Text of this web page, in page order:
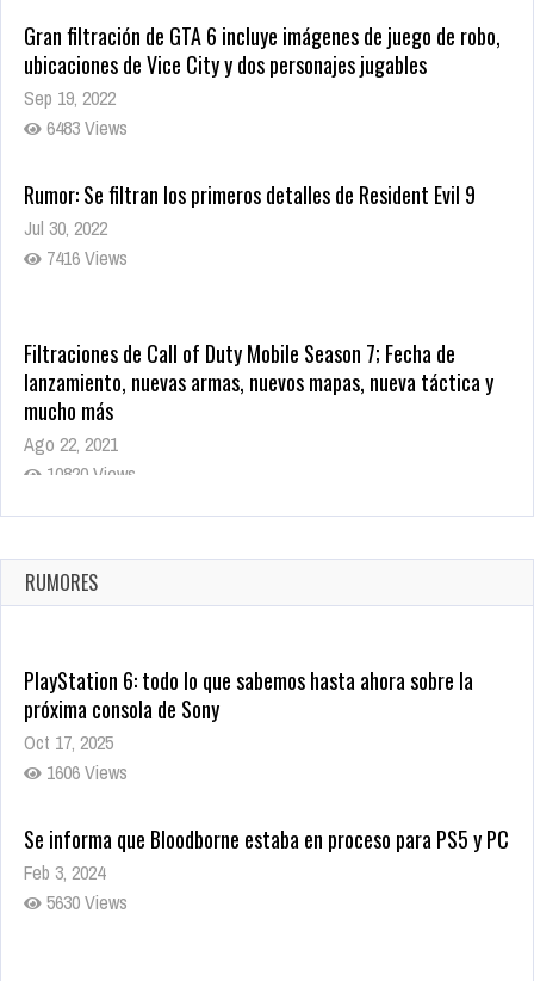
Gran filtración de GTA 6 incluye imágenes de juego de robo,
ubicaciones de Vice City y dos personajes jugables
Sep 19, 2022
6483 Views
Rumor: Se filtran los primeros detalles de Resident Evil 9
Jul 30, 2022
7416 Views
Filtraciones de Call of Duty Mobile Season 7; Fecha de
lanzamiento, nuevas armas, nuevos mapas, nueva táctica y
mucho más
Ago 22, 2021
10820 Views
La configuración de Call of Duty 2021 aparentemente ya fue
Ago 8, 2021
10005 Views
RUMORES
PlayStation 6: todo lo que sabemos hasta ahora sobre la
próxima consola de Sony
Oct 17, 2025
1606 Views
Se informa que Bloodborne estaba en proceso para PS5 y PC
Feb 3, 2024
5630 Views